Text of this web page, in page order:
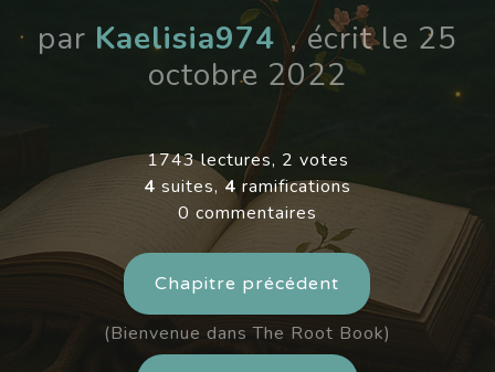
par Kaelisia974, écrit le 25
octobre 2022
1743 lectures, 2 votes
4 suites,4 ramifications
0 commentaires
Chapitre précédent
(Bienvenue dans The Root Book)